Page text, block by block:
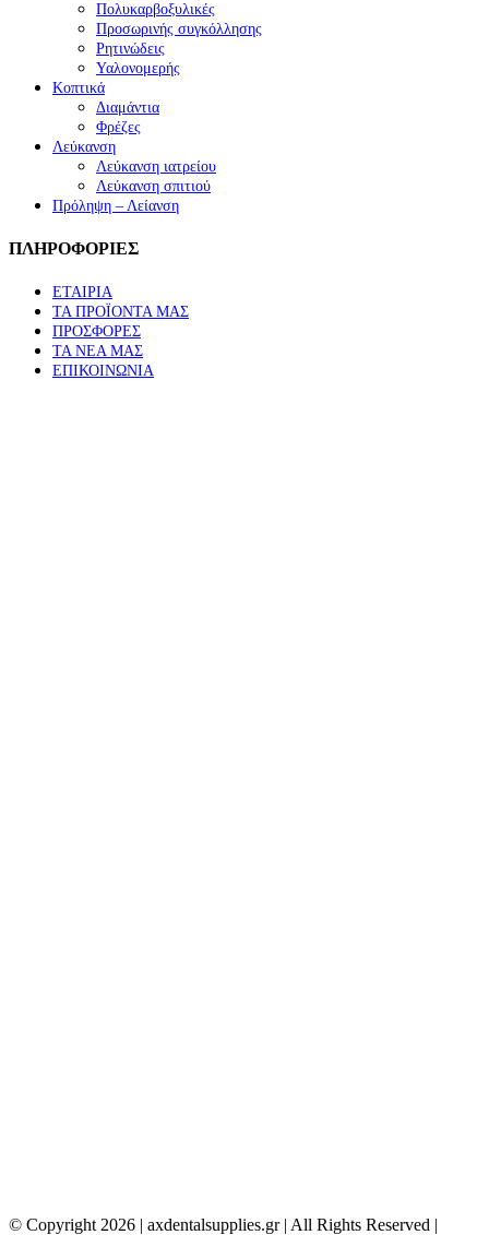
Πολυκαρβοξυλικές
Προσωρινής συγκόλλησης
Ρητινώδεις
Υαλονομερής
Κοπτικά
Διαμάντια
Φρέζες
Λεύκανση
Λεύκανση ιατρείου
Λεύκανση σπιτιού
Πρόληψη – Λείανση
ΠΛΗΡΟΦΟΡΙΕΣ
ΕΤΑΙΡΙΑ
ΤΑ ΠΡΟΪΟΝΤΑ ΜΑΣ
ΠΡΟΣΦΟΡΕΣ
ΤΑ ΝΕΑ ΜΑΣ
ΕΠΙΚΟΙΝΩΝΙΑ
© Copyright 2026 | axdentalsupplies.gr | All Rights Reserved |